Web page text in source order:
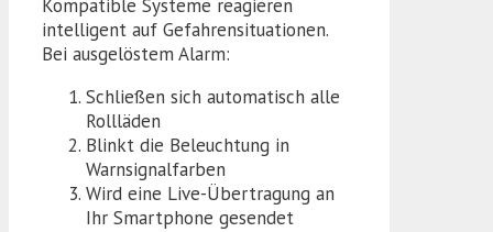
Kompatible Systeme reagieren
intelligent auf Gefahrensituationen.
Bei ausgelöstem Alarm:
Schließen sich automatisch alle
Rollläden
Blinkt die Beleuchtung in
Warnsignalfarben
Wird eine Live-Übertragung an
Ihr Smartphone gesendet